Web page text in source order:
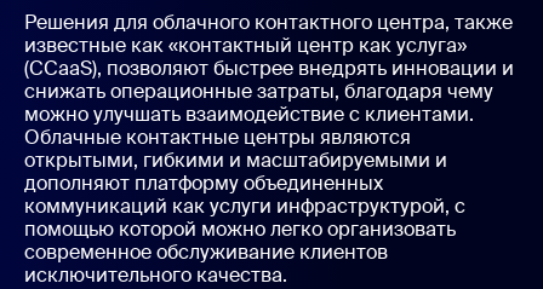
Решения для облачного контактного центра, также
известные как «контактный центр как услуга»
(CCaaS), позволяют быстрее внедрять инновации и
снижать операционные затраты, благодаря чему
можно улучшать взаимодействие с клиентами.
Облачные контактные центры являются
открытыми, гибкими и масштабируемыми и
дополняют платформу объединенных
коммуникаций как услуги инфраструктурой, с
помощью которой можно легко организовать
современное обслуживание клиентов
исключительного качества.